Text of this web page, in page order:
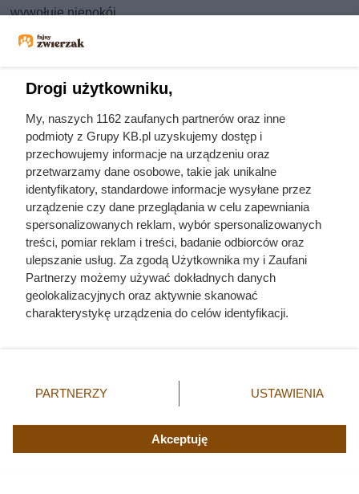
wywołuje niepokój.
„Warto pamiętać, że brak zainteresowania lustrem nie jest
innymi umiejętnościami, takimi jak empatia czy świetne
poziom poznawczy” – podkreśla portal bakado.pl. Więcej o
niezwykłych zdolnościach psówprzeczytasz tutaj
lustra pomyślnie, fot. Александр Поташев
Drogi użytkowniku,
My, naszych 1162 zaufanych partnerów oraz inne
podmioty z Grupy KB.pl uzyskujemy dostęp i
przechowujemy informacje na urządzeniu oraz
przetwarzamy dane osobowe, takie jak unikalne
identyfikatory, standardowe informacje wysyłane przez
urządzenie czy dane przeglądania w celu zapewniania
spersonalizowanych reklam, wybór spersonalizowanych
treści, pomiar reklam i treści, badanie odbiorców oraz
ulepszanie usług. Za zgodą Użytkownika my i Zaufani
Partnerzy możemy używać dokładnych danych
geolokalizacyjnych oraz aktywnie skanować
charakterystykę urządzenia do celów identyfikacji.
zmienić/wycofać klikając przycisk ustawień prywatności
znajdujący się w lewym dolnym rogu strony. Niektóre
użytkownika, ale masz prawo sprzeciwić się takiemu
przetwarzaniu. Preferencje będą miały zastosowania tylko
PARTNERZY USTAWIENIA
Akceptuję